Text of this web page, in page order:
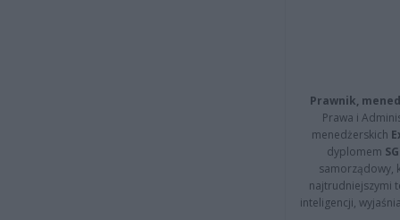
Prawnik,
Prawa i
menedżerskich
dyplomem
samorządowy,
najtrudniejszymi
inteligencji,